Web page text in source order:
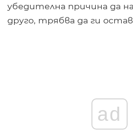
убедителна причина да
друго, трябва да ги
ad